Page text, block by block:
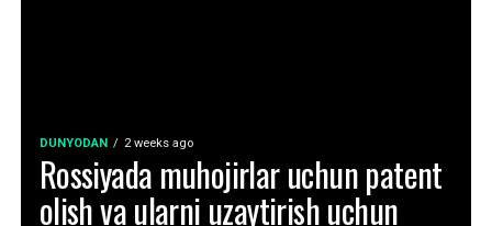
DUNYODAN 2 weeks ago
Rossiyada muhojirlar uchun patent
olish va ularni uzaytirish uchun